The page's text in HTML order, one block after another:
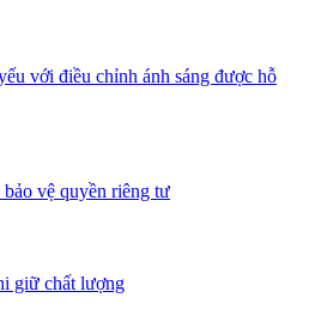
với điều chỉnh ánh sáng được hỗ
vệ quyền riêng tư
giữ chất lượng